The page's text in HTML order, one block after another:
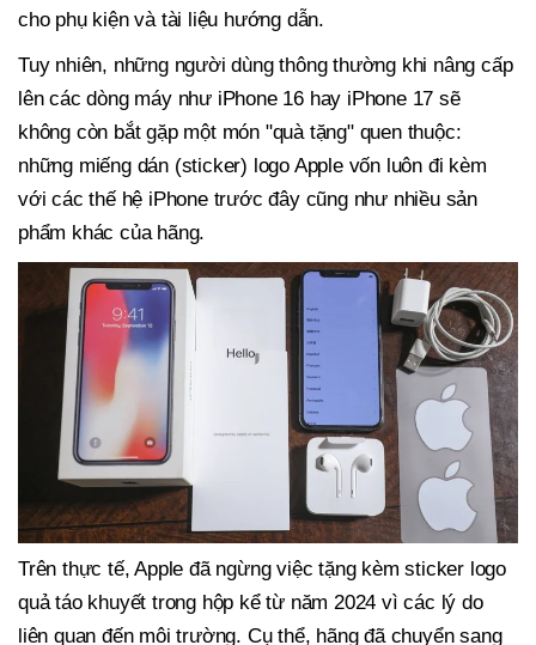
cho phụ kiện và tài liệu hướng dẫn.
Tuy nhiên, những người dùng thông thường khi nâng cấp
lên các dòng máy như iPhone 16 hay iPhone 17 sẽ
không còn bắt gặp một món "quà tặng" quen thuộc:
những miếng dán (sticker) logo Apple vốn luôn đi kèm
với các thế hệ iPhone trước đây cũng như nhiều sản
phẩm khác của hãng.
Trên thực tế, Apple đã ngừng việc tặng kèm sticker logo
quả táo khuyết trong hộp kể từ năm 2024 vì các lý do
liên quan đến môi trường. Cụ thể, hãng đã chuyển sang